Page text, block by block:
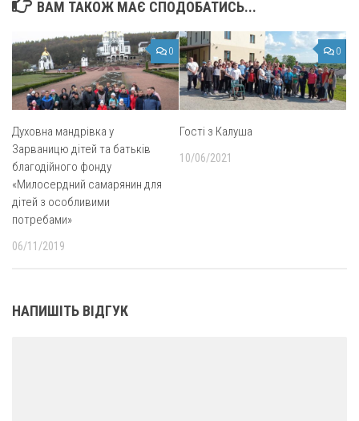
ВАМ ТАКОЖ МАЄ СПОДОБАТИСЬ...
0
Духовна мандрівка у
Зарваницю дітей та батьків
благодійного фонду
«Милосердний самарянин для
дітей з особливими
потребами»
06/11/2019
0
Гості з Калуша
10/06/2021
НАПИШІТЬ ВІДГУК